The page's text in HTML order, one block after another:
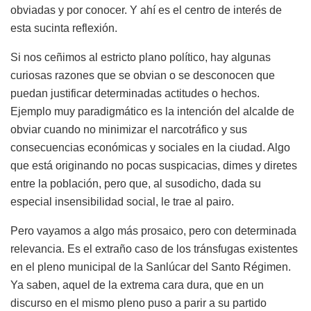
obviadas y por conocer. Y ahí es el centro de interés de
esta sucinta reflexión.
Si nos ceñimos al estricto plano político, hay algunas
curiosas razones que se obvian o se desconocen que
puedan justificar determinadas actitudes o hechos.
Ejemplo muy paradigmático es la intención del alcalde de
obviar cuando no minimizar el narcotráfico y sus
consecuencias económicas y sociales en la ciudad. Algo
que está originando no pocas suspicacias, dimes y diretes
entre la población, pero que, al susodicho, dada su
especial insensibilidad social, le trae al pairo.
Pero vayamos a algo más prosaico, pero con determinada
relevancia. Es el extraño caso de los tránsfugas existentes
en el pleno municipal de la Sanlúcar del Santo Régimen.
Ya saben, aquel de la extrema cara dura, que en un
discurso en el mismo pleno puso a parir a su partido